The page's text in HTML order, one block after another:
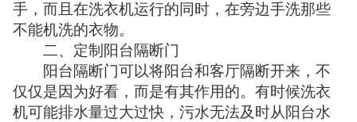
手，而且在洗衣机运行的同时，在旁边手洗那些
不能机洗的衣物。
二、定制阳台隔断门
阳台隔断门可以将阳台和客厅隔断开来，不
仅仅是因为好看，而是有其作用的。有时候洗衣
机可能排水量过大过快，污水无法及时从阳台水